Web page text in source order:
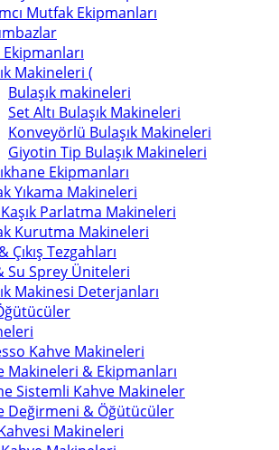
Mutfak Ekipmanları
Makineleri (
Bulaşık makineleri
Set Altı Bulaşık Makineleri
Konveyörlü Bulaşık Makineleri
Giyotin Tip Bulaşık Makineleri
Ekipmanları
Yıkama Makineleri
Parlatma Makineleri
Kurutma Makineleri
Çıkış Tezgahları
Su Sprey Üniteleri
Makinesi Deterjanları
Kahve Makineleri
Makineleri & Ekipmanları
Sistemli Kahve Makineler
Değirmeni & Öğütücüler
Makineleri